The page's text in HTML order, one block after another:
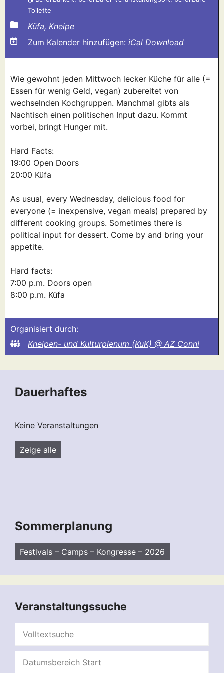
Toilette
Küfa, Kneipe
Zum Kalender hinzufügen: iCal Download
Wie gewohnt jeden Mittwoch lecker Küche für alle (=
Essen für wenig Geld, vegan) zubereitet von
wechselnden Kochgruppen. Manchmal gibts als
Nachtisch einen politischen Input dazu. Kommt
vorbei, bringt Hunger mit.
Hard Facts:
19:00 Open Doors
20:00 Küfa
As usual, every Wednesday, delicious food for
everyone (= inexpensive, vegan meals) prepared by
different cooking groups. Sometimes there is
political input for dessert. Come by and bring your
appetite.
Hard facts:
7:00 p.m. Doors open
8:00 p.m. Küfa
Organisiert durch:
Kneipen- und Kulturplenum (KuK) @ AZ Conni
Dauerhaftes
Keine Veranstaltungen
Zeige alle
Sommerplanung
Festivals – Camps – Kongresse – 2026
Veranstaltungssuche